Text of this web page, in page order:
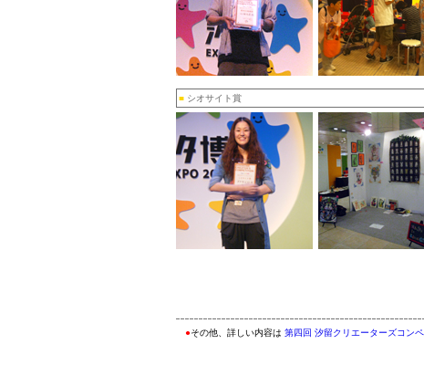
■ シオサイト賞
●その他、詳しい内容は 第四回 汐留クリエーターズコン